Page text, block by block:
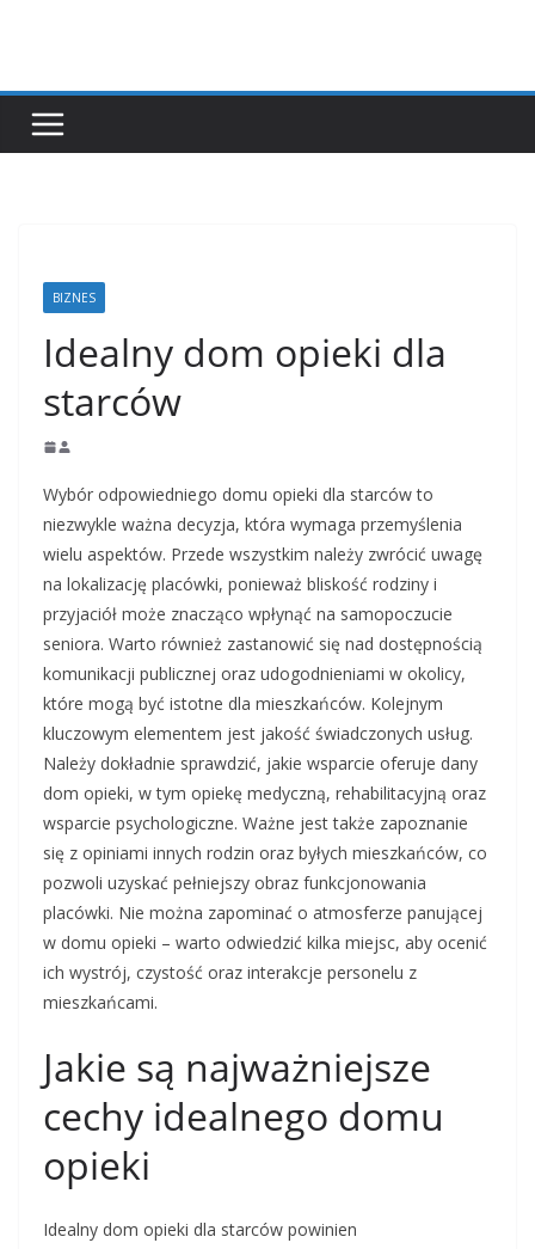
BIZNES
Idealny dom opieki dla
starców
Wybór odpowiedniego domu opieki dla starców to
niezwykle ważna decyzja, która wymaga przemyślenia
wielu aspektów. Przede wszystkim należy zwrócić uwagę
na lokalizację placówki, ponieważ bliskość rodziny i
przyjaciół może znacząco wpłynąć na samopoczucie
seniora. Warto również zastanowić się nad dostępnością
komunikacji publicznej oraz udogodnieniami w okolicy,
które mogą być istotne dla mieszkańców. Kolejnym
kluczowym elementem jest jakość świadczonych usług.
Należy dokładnie sprawdzić, jakie wsparcie oferuje dany
dom opieki, w tym opiekę medyczną, rehabilitacyjną oraz
wsparcie psychologiczne. Ważne jest także zapoznanie
się z opiniami innych rodzin oraz byłych mieszkańców, co
pozwoli uzyskać pełniejszy obraz funkcjonowania
placówki. Nie można zapominać o atmosferze panującej
w domu opieki – warto odwiedzić kilka miejsc, aby ocenić
ich wystrój, czystość oraz interakcje personelu z
mieszkańcami.
Jakie są najważniejsze
cechy idealnego domu
opieki
Idealny dom opieki dla starców powinien